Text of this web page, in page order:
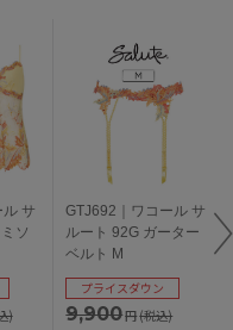
サ
ソ
)
GTJ692｜ワコール サ
ルート 92G ガーター
ベルト M
9,900円(税込)
プライスダウン